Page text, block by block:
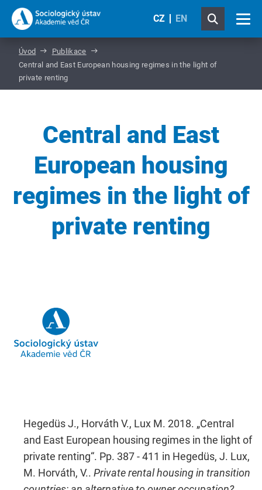
CZ EN
Úvod
Publikace
Central and East European housing regimes in the light of
private renting
Central and East
European housing
regimes in the light of
private renting
Hegedüs J., Horváth V., Lux M. 2018. „Central
and East European housing regimes in the light of
private renting“. Pp. 387 - 411 in Hegedüs, J. Lux,
M. Horváth, V.. Private rental housing in transition